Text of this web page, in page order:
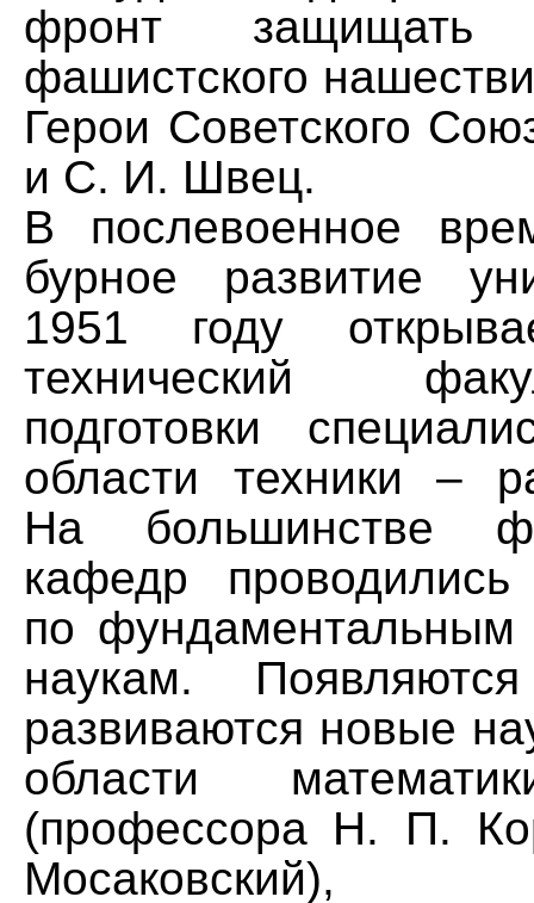
фронт
фашистского
Герои Советского
и С. И. Швец.
В послевоенное
бурное развитие
1951 году
технический
подготовки
области техники –
На большинстве
кафедр проводились
по
наукам.
развиваются новые
области
(профессора Н. П.